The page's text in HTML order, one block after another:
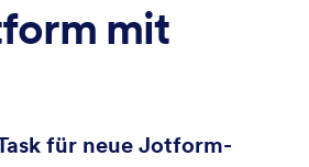
mit
für neue Jotform-